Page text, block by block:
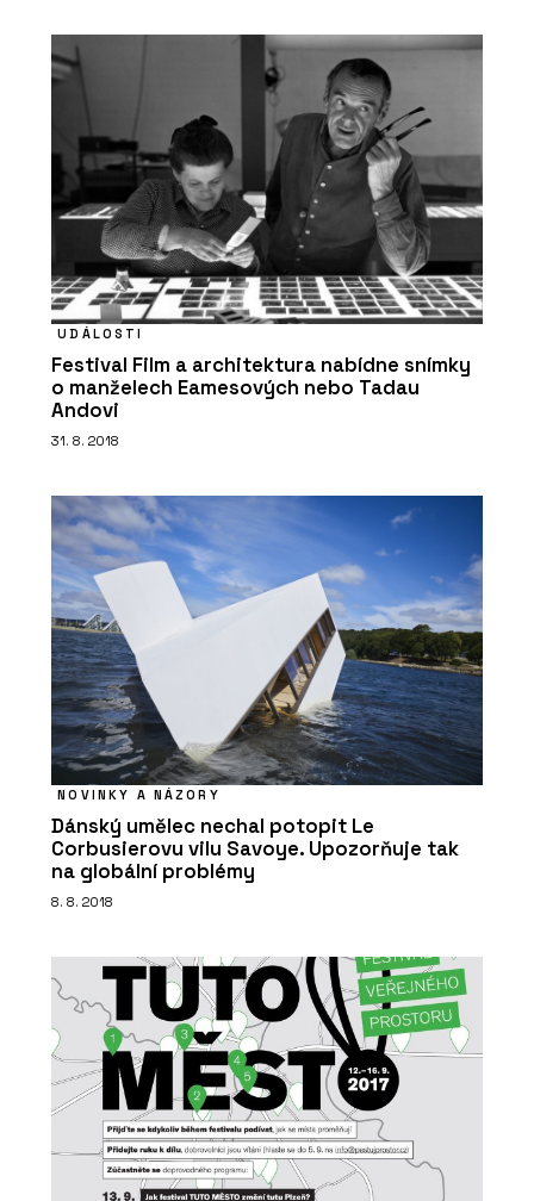
UDÁLOSTI
Festival Film a architektura nabídne snímky
o manželech Eamesových nebo Tadau
Andovi
31. 8. 2018
NOVINKY A NÁZORY
Dánský umělec nechal potopit Le
Corbusierovu vilu Savoye. Upozorňuje tak
na globální problémy
8. 8. 2018